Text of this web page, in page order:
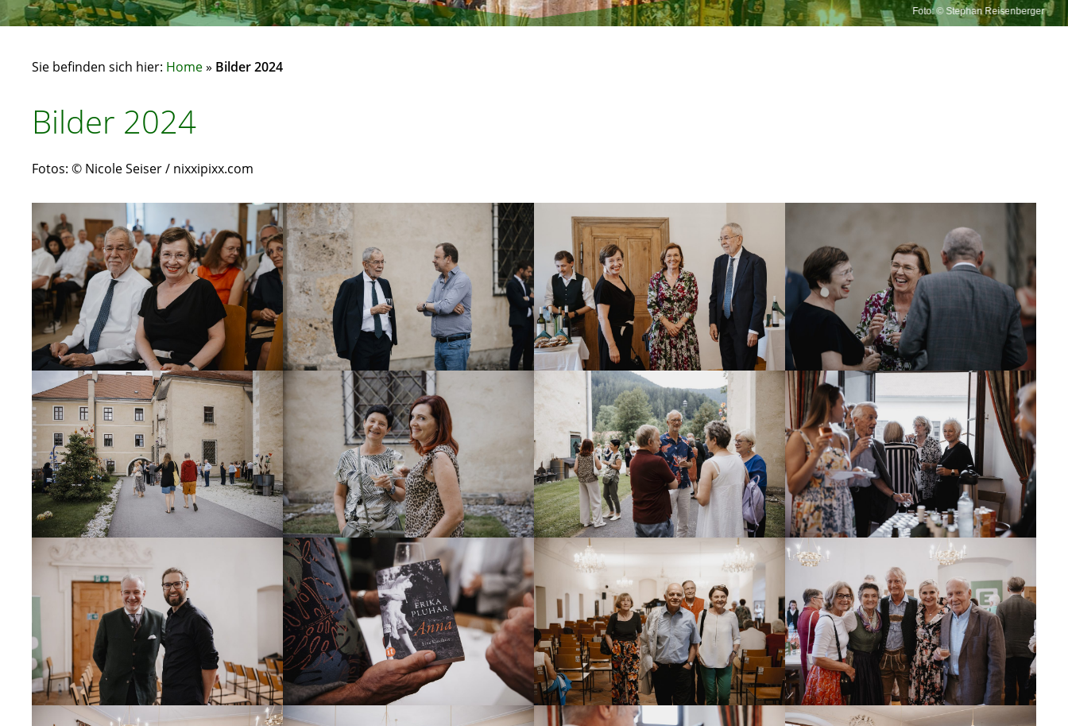
Foto: © Stephan Reisenberger
Sie befinden sich hier: Home» Bilder 2024
Bilder 2024
Fotos: © Nicole Seiser / nixxipixx.com